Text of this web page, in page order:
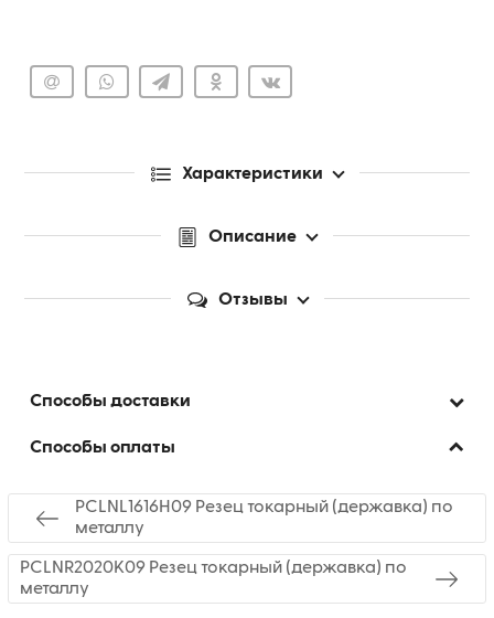
Характеристики
Описание
Отзывы
Способы доставки
Способы оплаты
PCLNL1616H09 Резец токарный (державка) по
металлу
PCLNR2020K09 Резец токарный (державка) по
металлу